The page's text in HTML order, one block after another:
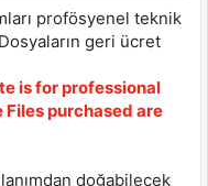
profösyenel teknik
geri ücret
is for professional
purchased are
doğabilecek